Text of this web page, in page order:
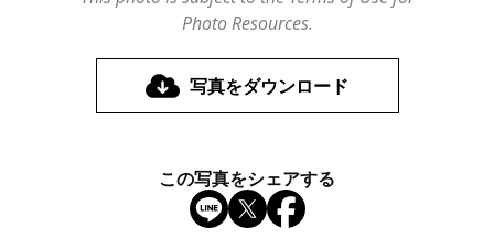
Photo Resources.
写真をダウンロード
この写真をシェアする